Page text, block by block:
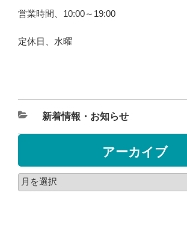
営業時間、10:00～19:00
定休日、水曜
新着情報・お知らせ
アーカイブ